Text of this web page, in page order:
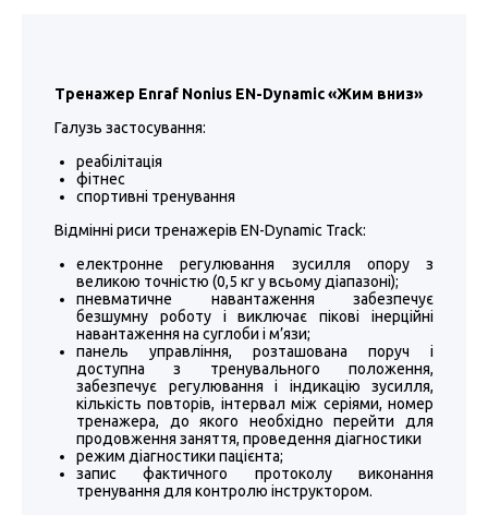
Тренажер Enraf Nonius EN-Dynamic «Жим вниз»
Галузь застосування:
реабілітація
фітнес
спортивні тренування
Відмінні риси тренажерів EN-Dynamic Track:
електронне регулювання зусилля опору з
великою точністю (0,5 кг у всьому діапазоні);
пневматичне навантаження забезпечує
безшумну роботу і виключає пікові інерційні
навантаження на суглоби і м’язи;
панель управління, розташована поруч і
доступна з тренувального положення,
забезпечує регулювання і індикацію зусилля,
кількість повторів, інтервал між серіями, номер
тренажера, до якого необхідно перейти для
продовження заняття, проведення діагностики
режим діагностики пацієнта;
запис фактичного протоколу виконання
тренування для контролю інструктором.